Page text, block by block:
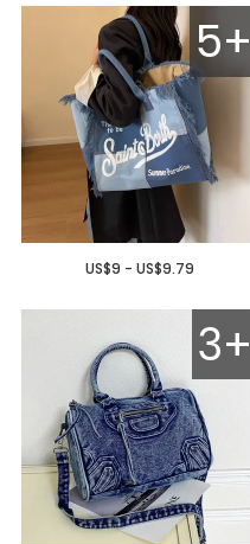
5+
US$9 - US$9.79
3+